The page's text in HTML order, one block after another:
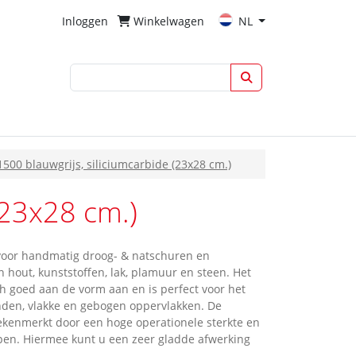
Inloggen Winkelwagen NL
blauwgrijs, siliciumcarbide (23x28 cm.)
cm.)
handmatig droog- & natschuren en
hout, kunststoffen, lak, plamuur en steen. Het
goed aan de vorm aan en is perfect voor het
vlakke en gebogen oppervlakken. De
door een hoge operationele sterkte en
Hiermee kunt u een zeer gladde afwerking